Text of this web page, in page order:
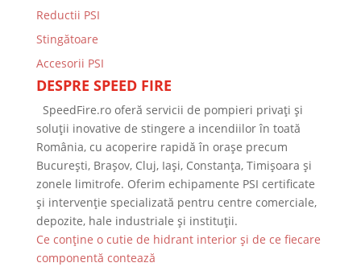
Reductii PSI
Stingătoare
Accesorii PSI
DESPRE SPEED FIRE
SpeedFire.ro oferă servicii de pompieri privați și
soluții inovative de stingere a incendiilor în toată
România, cu acoperire rapidă în orașe precum
București, Brașov, Cluj, Iași, Constanța, Timișoara și
zonele limitrofe. Oferim echipamente PSI certificate
și intervenție specializată pentru centre comerciale,
depozite, hale industriale și instituții.
Ce conține o cutie de hidrant interior și de ce fiecare
componentă contează